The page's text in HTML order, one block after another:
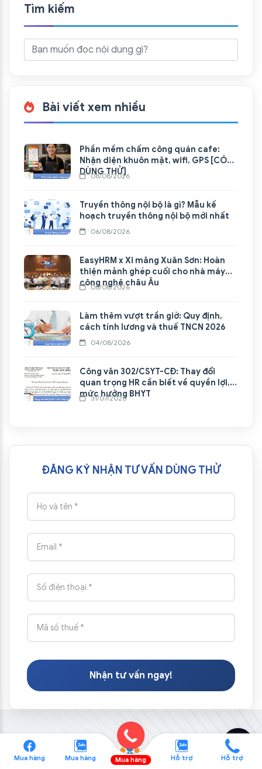
Tìm kiếm
Bài viết xem nhiều
Phần mềm chấm công quán cafe:
Nhận diện khuôn mặt, wifi, GPS [CÓ
DÙNG THỬ]
08/08/2026
Truyền thông nội bộ là gì? Mẫu kế
hoạch truyền thông nội bộ mới nhất
06/08/2026
EasyHRM x Xi măng Xuân Sơn: Hoàn
thiện mảnh ghép cuối cho nhà máy
công nghệ châu Âu
06/08/2026
Làm thêm vượt trần giờ: Quy định,
cách tính lương và thuế TNCN 2026
04/08/2026
Công văn 302/CSYT-CĐ: Thay đổi
quan trọng HR cần biết về quyền lợi,
mức hưởng BHYT
31/07/2026
ĐĂNG KÝ NHẬN TƯ VẤN DÙNG THỬ
Nhận tư vấn ngay!
Mua hàng Mua hàng Mua hàng Hỗ trợ Hỗ trợ